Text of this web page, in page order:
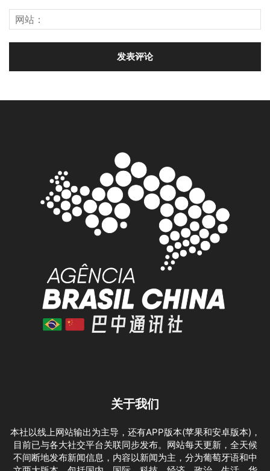
关于我们
本社以线上网站输出为主导，还有APP版本(苹果和安卓版本)，
目前已与各大社交平台关联同步发布。网站每天更新，全天候
不间断地发布新闻信息，内容以新闻为主，分为葡萄牙语和中